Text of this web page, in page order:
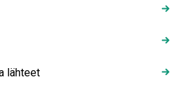
lähteet